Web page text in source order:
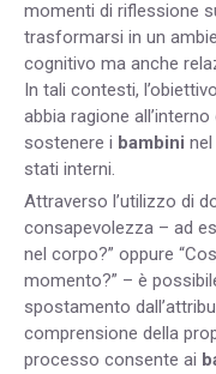
momenti di riflessione
trasformarsi in un
cognitivo ma anche
In tali contesti,
abbia ragione
sostenere i bambini
stati interni.
Attraverso l’utilizzo di
consapevolezza – ad
nel corpo?” oppure
momento?” – è
spostamento
comprensione della
processo consente ai